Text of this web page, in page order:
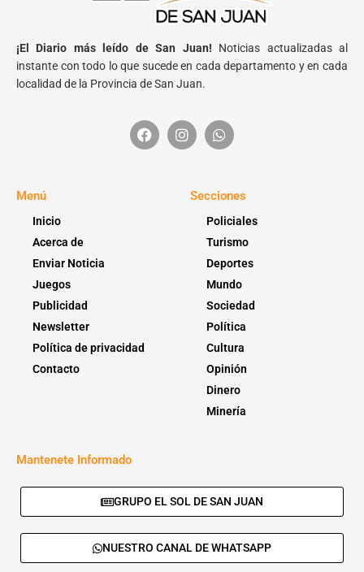
¡El Diario más leído de San Juan! Noticias actualizadas al
instante con todo lo que sucede en cada departamento y en cada
localidad de la Provincia de San Juan.
Menú
Inicio
Acerca de
Enviar Noticia
Juegos
Publicidad
Newsletter
Política de privacidad
Contacto
Secciones
Policiales
Turismo
Deportes
Mundo
Sociedad
Política
Cultura
Opinión
Dinero
Minería
Mantenete Informado
GRUPO EL SOL DE SAN JUAN
NUESTRO CANAL DE WHATSAPP